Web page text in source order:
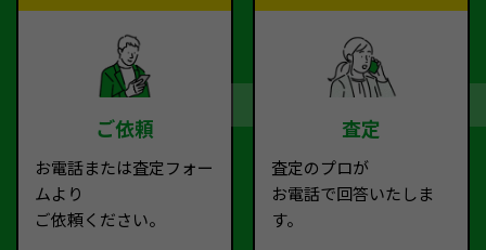
ご依頼
お電話または査定フォー
ムより
ご依頼ください。
査定
査定のプロが
お電話で回答いたしま
す。